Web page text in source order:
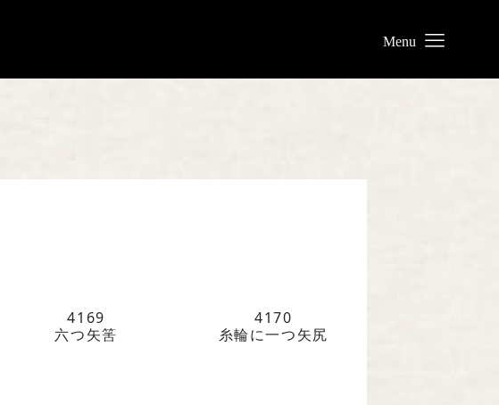
Service
お問い合わせ
4169
六つ矢筈
4170
糸輪に一つ矢尻